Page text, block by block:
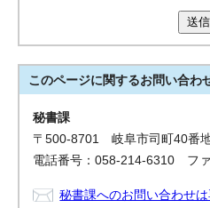
送信
このページに関するお問い合わ
秘書課
〒500-8701 岐阜市司町40番
電話番号：058-214-6310 フ
秘書課へのお問い合わせ